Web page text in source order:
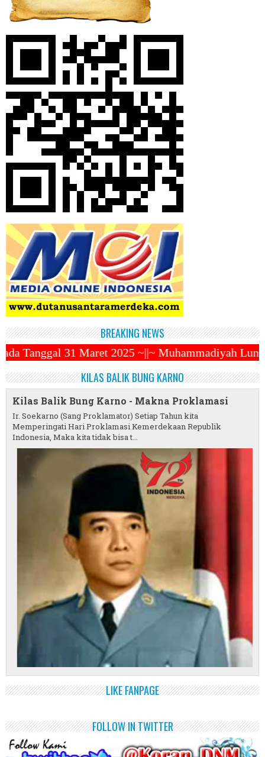
BREAKING NEWS
~||~ Muhammadiyah Luncurkan Ojek Online
KILAS BALIK BUNG KARNO
Kilas Balik Bung Karno - Makna Proklamasi
Ir. Soekarno (Sang Proklamator) Setiap Tahun kita
Memperingati Hari Proklamasi Kemerdekaan Republik
Indonesia, Maka kita tidak bisa t...
LIKE FANPAGE
FOLLOW IN TWITTER